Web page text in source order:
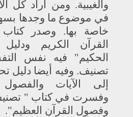
والغيبية. ومن أراد كل
في موضوع ما وجدها
خاصة بها. وصدر
القرآن الكريم
الحكيم" فيه نفس
تصنيف. وفيه أيضا دليل
إلى الآيات
وفسرت في كتاب "
وفصول القرآن العظيم".